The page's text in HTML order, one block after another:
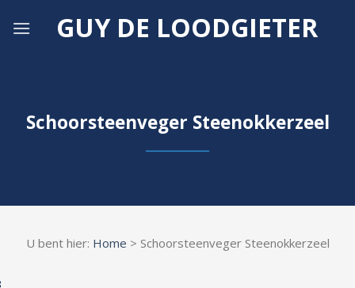
GUY DE LOODGIETER
Schoorsteenveger Steenokkerzeel
U bent hier: Home > Schoorsteenveger Steenokkerzeel